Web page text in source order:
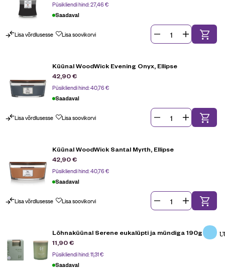
esindatud Ib Laursen, Riverdale, House Doctor jt. Meil leiad ka
WoodWicki pehme ja rahustava lõkke praksumise heliga
lõhnaküünlad. Leia oma lemmik lõhnaküünal Gardest e-poest!
Püsikliendi hind:27,46€
Saadaval
Lisa võrdlusesse Lisa soovikorvi
Küünal WoodWick Evening Onyx, Ellipse
42,90€
Püsikliendi hind:40,76€
Saadaval
Lisa võrdlusesse Lisa soovikorvi
Küünal WoodWick Santal Myrth, Ellipse
42,90€
Püsikliendi hind:40,76€
Saadaval
Lisa võrdlusesse Lisa soovikorvi
Lõhnaküünal Serene eukalüpti ja mündiga 190g
11,90€
Püsikliendi hind:11,31€
Saadaval